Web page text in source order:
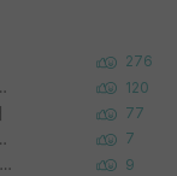
276
해가 갑니다. 안타깝네요. 120
77
으로 돌리는걸까요? 7
SSH 박사과정을 그만두고 지방대 박사로 옮기면 교수의 꿈은 끝일까요? 9